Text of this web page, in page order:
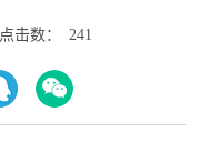
点击数： 241